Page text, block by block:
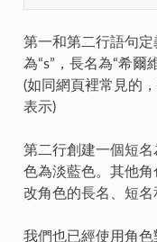
第一和第二行語句
為“s”，長名為“希爾
(如同網頁裡常見的
表示)
第二行創建一個短名
色為淡藍色。其他角
改角色的長名、短名
我們也已經使用角